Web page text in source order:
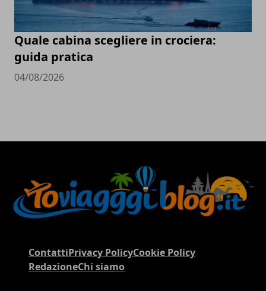
Quale cabina scegliere in crociera:
guida pratica
04/08/2026
ContattiPrivacy PolicyCookie Policy
RedazioneChi siamo